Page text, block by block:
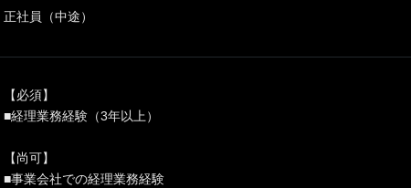
正社員（中途）
【必須】
■経理業務経験（3年以上）
【尚可】
■事業会社での経理業務経験